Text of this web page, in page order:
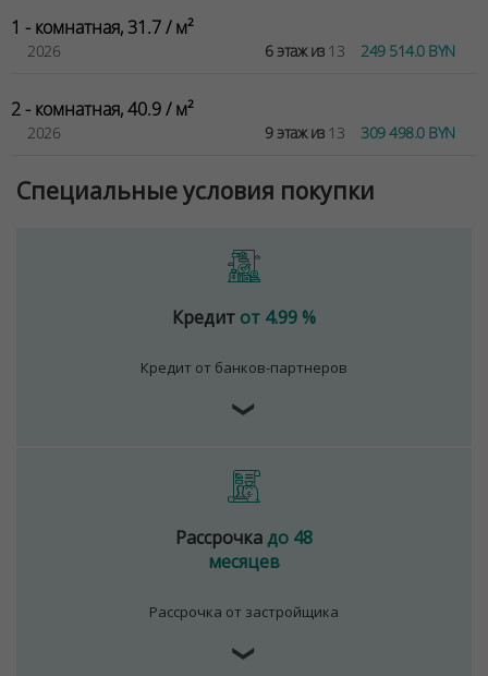
1 - комнатная, 31.7 / м²
2026 6 этаж из13 249 514.0 BYN
2 - комнатная, 40.9 / м²
2026 9 этаж из13 309 498.0 BYN
Специальные условия покупки
Кредит от 4.99 %
Кредит от банков-партнеров
❯
Рассрочкадо 48
месяцев
Рассрочка от застройщика
❯